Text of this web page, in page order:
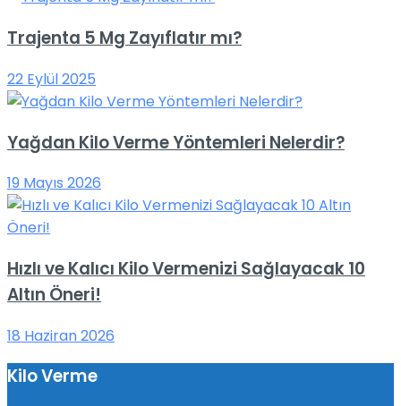
Trajenta 5 Mg Zayıflatır mı?
22 Eylül 2025
Yağdan Kilo Verme Yöntemleri Nelerdir?
19 Mayıs 2026
Hızlı ve Kalıcı Kilo Vermenizi Sağlayacak 10
Altın Öneri!
18 Haziran 2026
Kilo Verme